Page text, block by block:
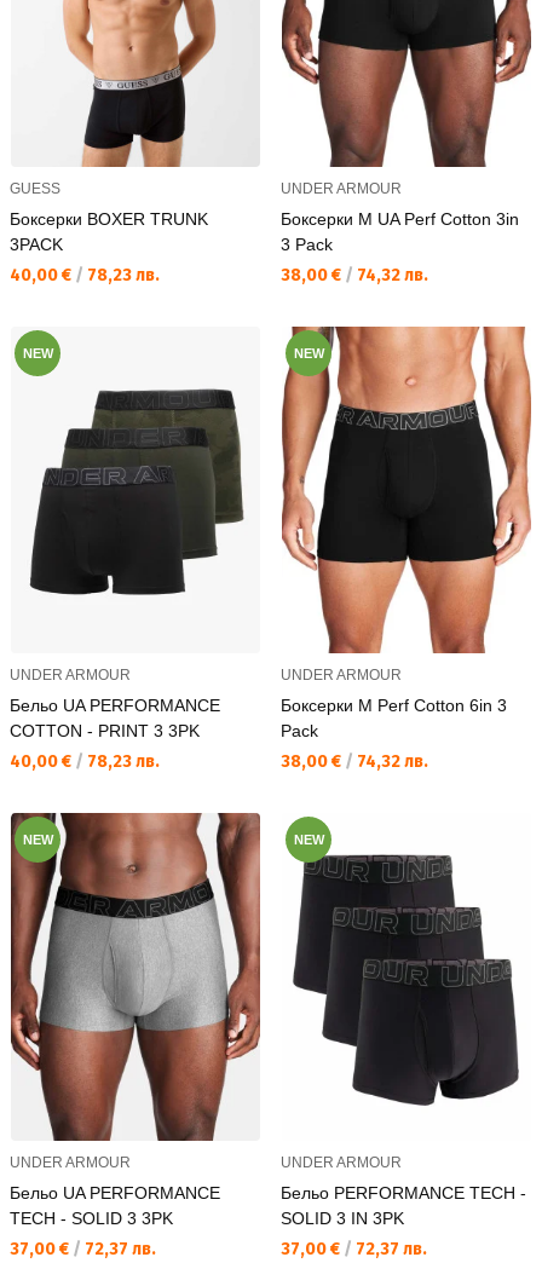
GUESS
Боксерки BOXER TRUNK
3PACK
Текуща цена:
40,00 € / 78,23 лв.
UNDER ARMOUR
Боксерки M UA Perf Cotton 3in
3 Pack
Текуща цена:
38,00 € / 74,32 лв.
NEW
UNDER ARMOUR
Бельо UA PERFORMANCE
COTTON - PRINT 3 3PK
Текуща цена:
40,00 € / 78,23 лв.
NEW
UNDER ARMOUR
Боксерки M Perf Cotton 6in 3
Pack
Текуща цена:
38,00 € / 74,32 лв.
NEW
UNDER ARMOUR
Бельо UA PERFORMANCE
TECH - SOLID 3 3PK
Текуща цена:
37,00 € / 72,37 лв.
NEW
UNDER ARMOUR
Бельо PERFORMANCE TECH -
SOLID 3 IN 3PK
Текуща цена:
37,00 € / 72,37 лв.